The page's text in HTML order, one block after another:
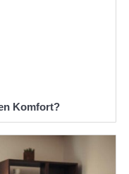
Komfort?